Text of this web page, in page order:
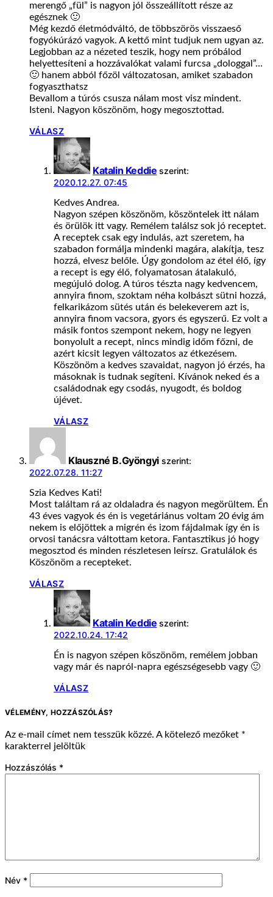
merengő „fül” is nagyon jól összeállított része az
egésznek 🙂
Még kezdő életmódváltó, de többszörös visszaeső
fogyókúrázó vagyok. A kettő mint tudjuk nem ugyan az.
Legjobban az a nézeted teszik, hogy nem próbálod
helyettesíteni a hozzávalókat valami furcsa „dologgal”…
🙂 hanem abból főzöl változatosan, amiket szabadon
fogyaszthatsz
Bevallom a túrós csusza nálam most visz mindent.
Isteni. Nagyon köszönöm, hogy megosztottad.
VÁLASZ
Katalin Keddie szerint:
2020.12.27. 07:45
Kedves Andrea.
Nagyon szépen köszönöm, köszöntelek itt nálam
és örülök itt vagy. Remélem találsz sok jó receptet.
A receptek csak egy indulás, azt szeretem, ha
szabadon formálja mindenki magára, alakítja, tesz
hozzá, elvesz belőle. Úgy gondolom az étel élő, így
a recept is egy élő, folyamatosan átalakuló,
megújuló dolog. A túros tészta nagy kedvencem,
annyira finom, szoktam néha kolbászt sütni hozzá,
felkarikázom sütés után és belekeverem azt is,
annyira finom vacsora, gyors és egyszerű. Ez volt a
másik fontos szempont nekem, hogy ne legyen
bonyolult a recept, nincs mindig időm főzni, de
azért kicsit legyen változatos az étkezésem.
Köszönöm a kedves szavaidat, nagyon jó érzés, ha
másoknak is tudnak segíteni. Kívánok neked és a
családodnak egy csodás, nyugodt, és boldog
újévet.
VÁLASZ
Klauszné B.Gyöngyi szerint:
2022.07.28. 11:27
Szia Kedves Kati!
Most találtam rá az oldaladra és nagyon megörültem. Én
43 éves vagyok és én is vegetáriánus voltam 20 évig ám
nekem is előjöttek a migrén és izom fájdalmak így én is
orvosi tanácsra váltottam ketora. Fantasztikus jó hogy
megosztod és minden részletesen leírsz. Gratulálok és
Köszönöm a recepteket.
VÁLASZ
Katalin Keddie szerint:
2022.10.24. 17:42
Én is nagyon szépen köszönöm, remélem jobban
vagy már és napról-napra egészségesebb vagy 🙂
VÁLASZ
VÉLEMÉNY, HOZZÁSZÓLÁS?
Az e-mail címet nem tesszük közzé. A kötelező mezőket *
karakterrel jelöltük
Hozzászólás *
Név *